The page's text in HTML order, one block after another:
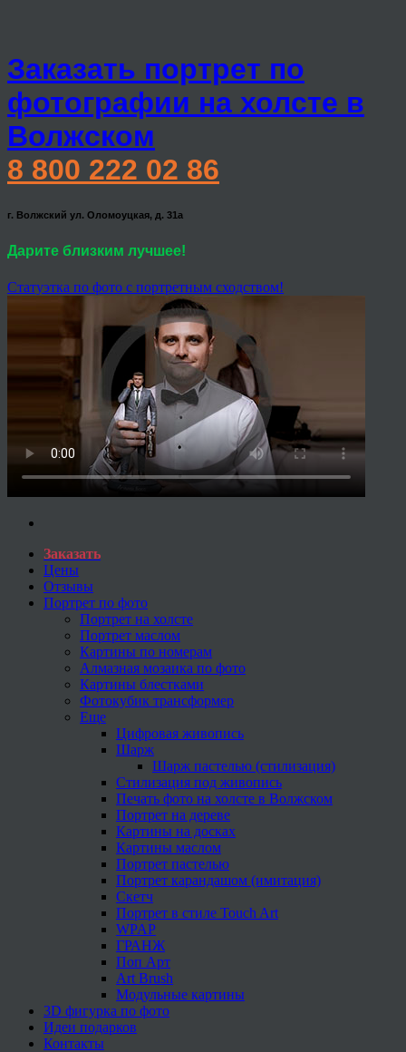
Заказать портрет по
фотографии на холсте в
Волжском
8 800 222 02 86
г. Волжский ул. Оломоуцкая, д. 31а
Дарите близким лучшее!
Статуэтка по фото с портретным сходством!
Заказать
Цены
Отзывы
Портрет по фото
Портрет на холсте
Портрет маслом
Картины по номерам
Алмазная мозаика по фото
Картины блестками
Фотокубик трансформер
Еще
Цифровая живопись
Шарж
Шарж пастелью (стилизация)
Стилизация под живопись
Печать фото на холсте в Волжском
Портрет на дереве
Картины на досках
Картины маслом
Портрет пастелью
Портрет карандашом (имитация)
Скетч
Портрет в стиле Touch Art
WPAP
ГРАНЖ
Поп Арт
Art Brush
Модульные картины
3D фигурка по фото
Идеи подарков
Контакты